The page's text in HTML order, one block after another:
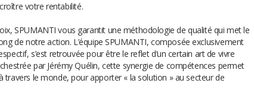
votre rentabilité.
SPUMANTI vous garantit une méthodologie de qualité qui met le
de notre action. L’équipe SPUMANTI, composée exclusivement
s’est retrouvée pour être le reflet d’un certain art de vivre
par Jérémy Quélin, cette synergie de compétences permet
travers le monde, pour apporter « la solution » au secteur de